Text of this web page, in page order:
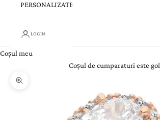
PERSONALIZATE
LOGIN
Coșul meu
Coșul de cumparaturi este gol
Zoom